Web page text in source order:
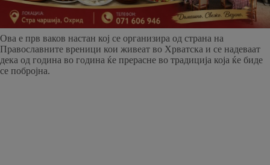
Ова е прв ваков настан кој се организира од страна на
Православните вреници кои живеат во Хрватска и се надеваат
дека од година во година ќе прерасне во традиција која ќе биде
се побројна.